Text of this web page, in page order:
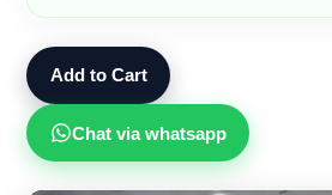
Add to Cart
Chat via whatsapp